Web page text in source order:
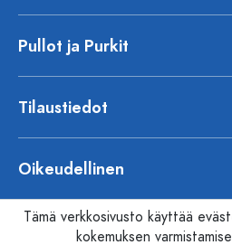
Pullot ja Purkit
Tilaustiedot
Oikeudellinen
Tämä verkkosivusto käyttää
kokemuksen